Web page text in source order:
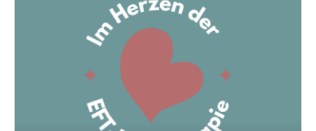
EFT folgen wir nicht dem Inhalt des Streits – wir folgen
dem Bindungsprozess.
In dieser Folge sprechen wir darüber,
warum wir nicht beim "Content" stehen bleiben,
wie der negative Zyklus zum eigentlichen Problem
weshalb Phase 1 der EFT so entscheidend ist,
wie in Phase 2 neue Bindungserfahrungen entstehen,